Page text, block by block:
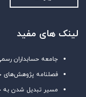
لینک های مفید
جامعه حسابداران
فصلنامه پژوهش‌های
مسیر تبدیل شدن به